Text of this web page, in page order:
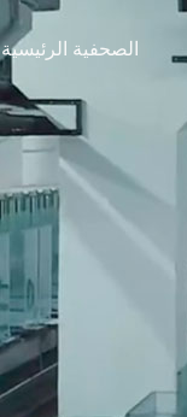
الصحفية الرئيسية